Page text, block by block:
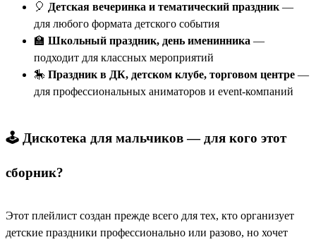
🎈 Детская вечеринка и тематический праздник—
для любого формата детского события
🏫 Школьный праздник, день именинника —
подходит для классных мероприятий
🎠 Праздник в ДК, детском клубе, торговом центре —
для профессиональных аниматоров и event-компаний
🕹️ Дискотека для мальчиков — для кого этот
сборник?
Этот плейлист создан прежде всего для тех, кто организует
детские праздники профессионально или разово, но хочет